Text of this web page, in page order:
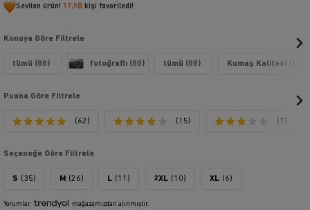
Sevilen ürün! 17,5B kişi favoriledi!
Konuya Göre Filtrele
tümü (88) fotoğraflı (88) tümü (88) Kumaş Kalitesi (18)
Puana Göre Filtrele
(62) (15) (7)
Seçeneğe Göre Filtrele
S (35) M (26) L (11) 2XL (10) XL (6)
Yorumlar mağazamızdan alınmıştır.